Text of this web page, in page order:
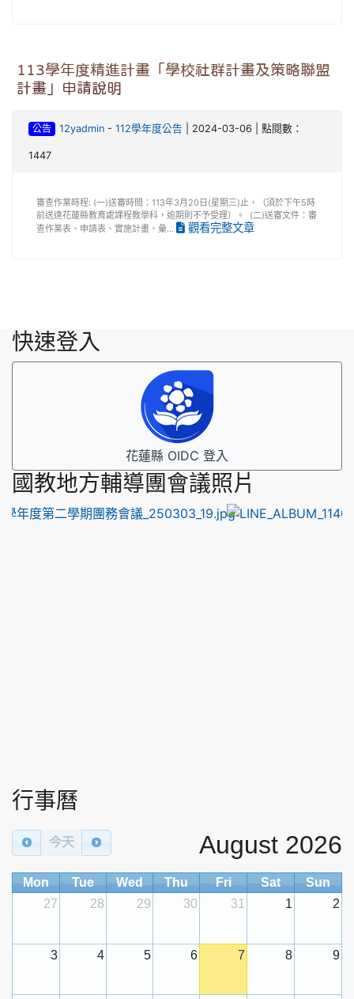
113學年度精進計畫「學校社群計畫及策略聯盟
計畫」申請說明
公告 12yadmin- 112學年度公告 | 2024-03-06 | 點閱數：
1447
審查作業時程: (一)送審時間：113年3月20日(星期三)止，（須於下午5時
前送達花蓮縣教育處課程教學科，逾期則不予受理）。 (二)送審文件：審
查作業表、申請表、實施計畫、彙...
觀看完整文章
快速登入
花蓮縣 OIDC 登入
國教地方輔導團會議照片
行事曆
今天 August 2026
Mon Tue Wed Thu Fri Sat
Sun
27
28 29 30 31 1 2
3 4 5 6 7 8 9